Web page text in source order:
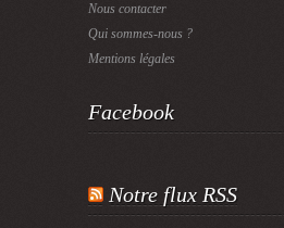
Nous contacter
Qui sommes-nous ?
Mentions légales
Facebook
Notre flux RSS